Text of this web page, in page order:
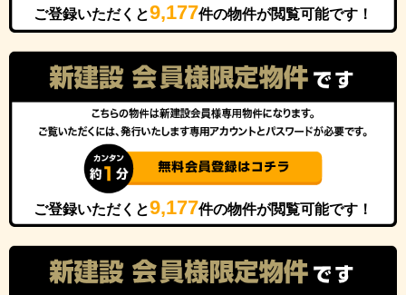
ご登録いただくと9,177件の物件が閲覧可能です！
ご登録いただくと9,177件の物件が閲覧可能です！